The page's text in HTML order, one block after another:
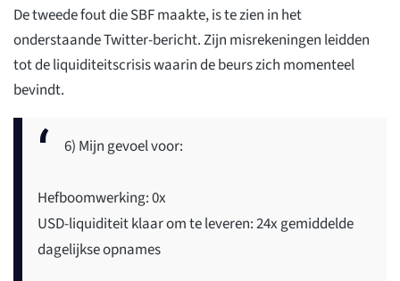
De tweede fout die SBF maakte, is te zien in het
onderstaande Twitter-bericht. Zijn misrekeningen leidden
tot de liquiditeitscrisis waarin de beurs zich momenteel
bevindt.
6) Mijn gevoel voor:
Hefboomwerking: 0x
USD-liquiditeit klaar om te leveren: 24x gemiddelde
dagelijkse opnames